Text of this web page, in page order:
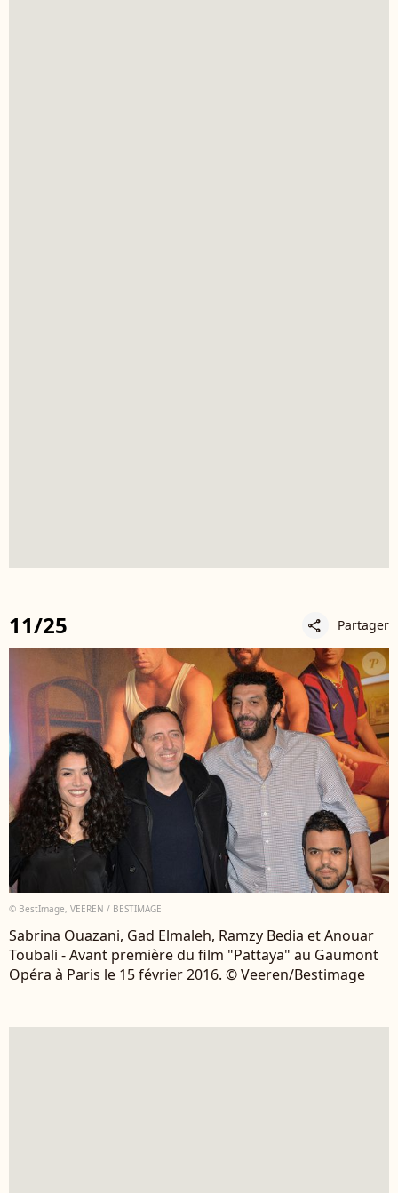
11/25 share Partager
© BestImage, VEEREN / BESTIMAGE
Sabrina Ouazani, Gad Elmaleh, Ramzy Bedia et Anouar
Toubali - Avant première du film "Pattaya" au Gaumont
Opéra à Paris le 15 février 2016. © Veeren/Bestimage